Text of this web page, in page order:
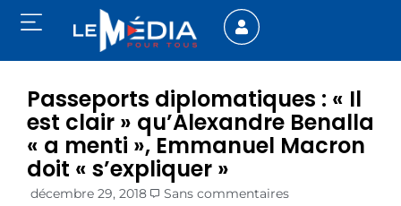
Passeports diplomatiques : « Il
est clair » qu’Alexandre Benalla
« a menti », Emmanuel Macron
doit « s’expliquer »
décembre 29, 2018 Sans commentaires